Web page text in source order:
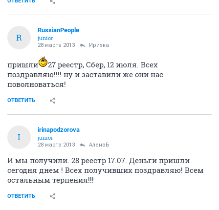
R
RussianPeople
junior
28 марта 2013 Ириsка
пришли
27 реестр, Сбер, 12 июля. Всех
поздравляю!!!! ну и заставили же они нас
поволноваться!
ОТВЕТИТЬ
I
irinapodzorova
junior
28 марта 2013 АленаБ
И мы получили. 28 реестр 17.07. Деньги пришли
сегодня днем ! Всех получивших поздравляю! Всем
остальным терпения!!!
ОТВЕТИТЬ